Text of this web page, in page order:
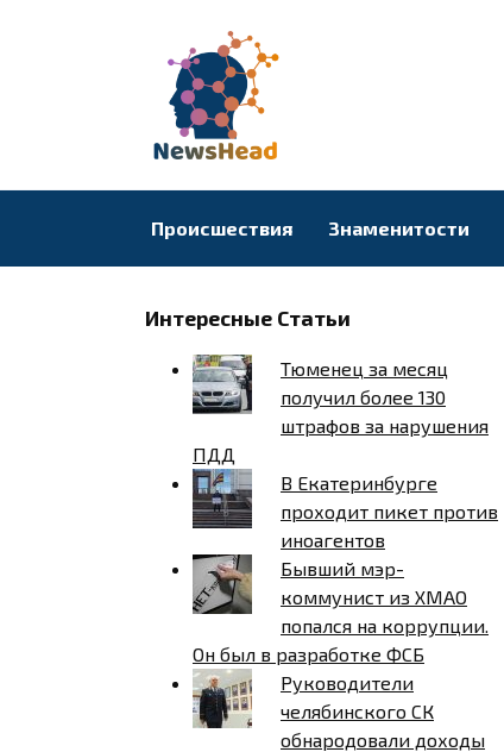
Происшествия Знаменитости
Интересные Статьи
Тюменец за месяц
получил более 130
штрафов за нарушения
ПДД
В Екатеринбурге
проходит пикет против
иноагентов
Бывший мэр-
коммунист из ХМАО
попался на коррупции.
Он был в разработке ФСБ
Руководители
челябинского СК
обнародовали доходы